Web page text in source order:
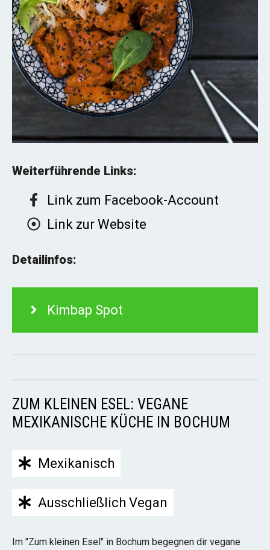
Weiterführende Links:
Link zum Facebook-Account
Link zur Website
Detailinfos:
Kimbap Spot
ZUM KLEINEN ESEL: VEGANE
MEXIKANISCHE KÜCHE IN BOCHUM
Mexikanisch
Ausschließlich Vegan
Im "Zum kleinen Esel" in Bochum begegnen dir vegane